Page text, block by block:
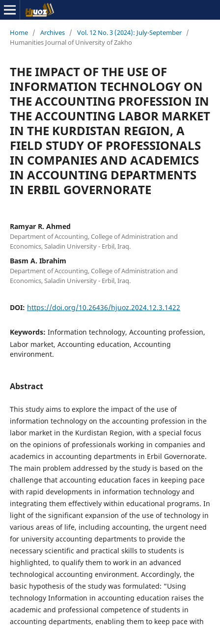
Home / Archives / Vol. 12 No. 3 (2024): July-September /
Humanities Journal of University of Zakho
THE IMPACT OF THE USE OF
INFORMATION TECHNOLOGY ON
THE ACCOUNTING PROFESSION IN
THE ACCOUNTING LABOR MARKET
IN THE KURDISTAN REGION, A
FIELD STUDY OF PROFESSIONALS
IN COMPANIES AND ACADEMICS
IN ACCOUNTING DEPARTMENTS
IN ERBIL GOVERNORATE
Ramyar R. Ahmed
Department of Accounting, College of Administration and
Economics, Saladin University - Erbil, Iraq.
Basm A. Ibrahim
Department of Accounting, College of Administration and
Economics, Saladin University - Erbil, Iraq.
DOI: https://doi.org/10.26436/hjuoz.2024.12.3.1422
Keywords: Information technology, Accounting profession,
Labor market, Accounting education, Accounting
environment.
Abstract
This study aims to explore the impact of the use of
information technology on the accounting profession in the
labor market in the Kurdistan Region, with a special focus
on the opinions of professionals working in companies and
academics in accounting departments in Erbil Governorate.
The main problem addressed by the study is based on the
challenge that accounting education faces in keeping pace
with rapid developments in information technology and
integrating them effectively within educational programs. In
light of the significant expansion of the use of technology in
various areas of life, including accounting, the urgent need
for university accounting departments to provide the
necessary scientific and practical skills to students is
highlighted, to qualify them to work in an advanced
technological accounting environment. Accordingly, the
basic hypothesis of the study was formulated: “Using
technology Information in accounting education raises the
academic and professional competence of students in
accounting departments, enabling them to keep pace with